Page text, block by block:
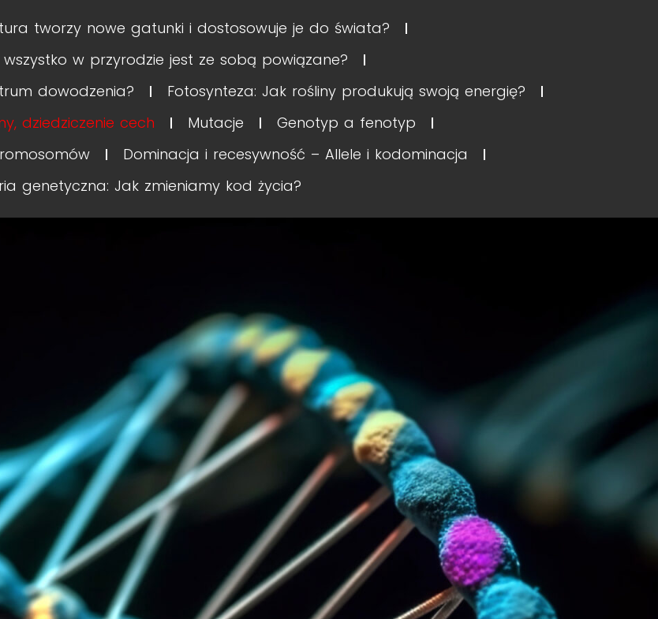
tworzy nowe gatunki i dostosowuje je do świata?
wszystko w przyrodzie jest ze sobą powiązane?
dowodzenia?
Fotosynteza: Jak rośliny produkują swoją energię?
dziedziczenie cech
Mutacje
Genotyp a fenotyp
Dominacja i recesywność – Allele i kodominacja
genetyczna: Jak zmieniamy kod życia?